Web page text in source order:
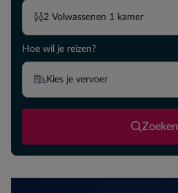
2 Volwassenen 1 kamer
Hoe wil je reizen?
Kies je vervoer
Zoeken